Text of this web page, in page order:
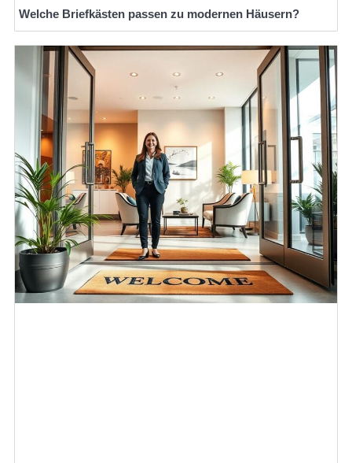
Welche Briefkästen passen zu modernen Häusern?